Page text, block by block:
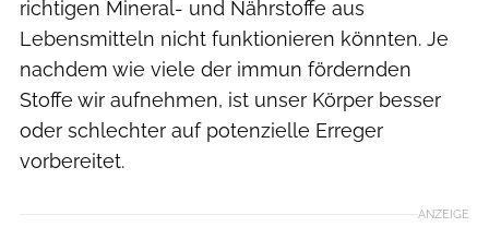
richtigen Mineral- und Nährstoffe aus
Lebensmitteln nicht funktionieren könnten. Je
nachdem wie viele der immun fördernden
Stoffe wir aufnehmen, ist unser Körper besser
oder schlechter auf potenzielle Erreger
vorbereitet.
ANZEIGE